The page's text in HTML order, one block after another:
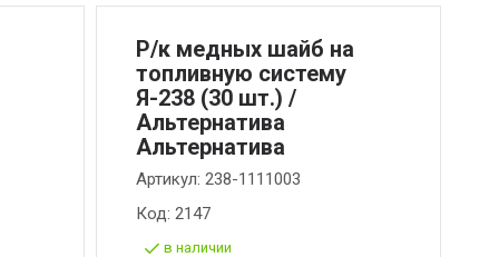
Р/к медных шайб на
топливную систему
Я-238 (30 шт.) /
Альтернатива
Альтернатива
Артикул: 238-1111003
Код: 2147
в наличии